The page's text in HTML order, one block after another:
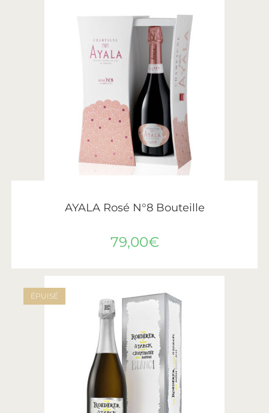
AYALA Rosé N°8 Bouteille
79,00€
ÉPUISÉ